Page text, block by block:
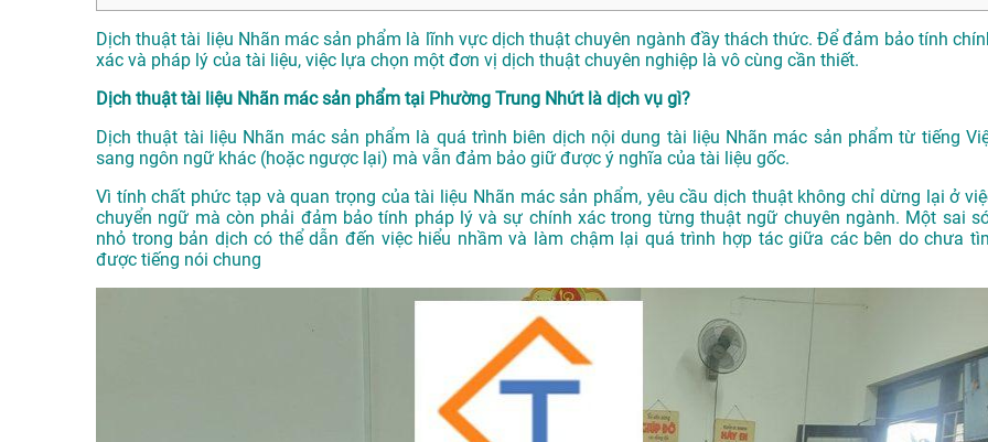
Dịch thuật tài liệu Nhãn mác sản phẩm là lĩnh vực dịch thuật chuyên ngành đầy thách thức. Để đảm bảo tính
xác và pháp lý của tài liệu, việc lựa chọn một đơn vị dịch thuật chuyên nghiệp là vô cùng cần thiết.
Dịch thuật tài liệu Nhãn mác sản phẩm tại Phường Trung Nhứt là dịch vụ gì?
Dịch thuật tài liệu Nhãn mác sản phẩm là quá trình biên dịch nội dung tài liệu Nhãn mác sản phẩm từ tiếng
sang ngôn ngữ khác (hoặc ngược lại) mà vẫn đảm bảo giữ được ý nghĩa của tài liệu gốc.
Vì tính chất phức tạp và quan trọng của tài liệu Nhãn mác sản phẩm, yêu cầu dịch thuật không chỉ dừng lại ở
chuyển ngữ mà còn phải đảm bảo tính pháp lý và sự chính xác trong từng thuật ngữ chuyên ngành. Một sai
nhỏ trong bản dịch có thể dẫn đến việc hiểu nhầm và làm chậm lại quá trình hợp tác giữa các bên do chưa
được tiếng nói chung